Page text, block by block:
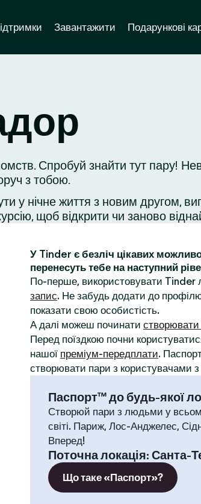
Завантажити Подарункові
Спробуй знайти тут пару!
з тобою.
у нічне життя з новим другом,
щоб відкрити чи заново
У Tinder є безліч цікавих
перенесуть тебе на наступний
По-перше, використовувати Tinder
запис. Не забудь додати до
показати свою особистість.
А далі можеш починати створювати
Перед поїздкою почни
нашої преміум-передплати.
створювати пари з користувачами з
Паспорт™ до будь-якої
Створюй пари з людьми у
світі. Париж, Лос-Анджелес,
Вперед!
Поточна локація: Санта-
Що таке «Паспорт»?